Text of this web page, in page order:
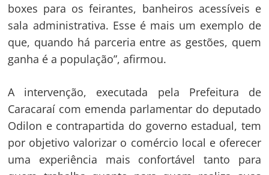
boxes para os feirantes, banheiros acessíveis e
sala administrativa. Esse é mais um exemplo de
que, quando há parceria entre as gestões, quem
ganha é a população”, afirmou.
A intervenção, executada pela Prefeitura de
Caracaraí com emenda parlamentar do deputado
Odilon e contrapartida do governo estadual, tem
por objetivo valorizar o comércio local e oferecer
uma experiência mais confortável tanto para